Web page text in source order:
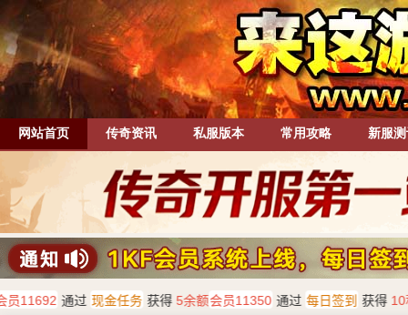
网站首页 传奇资讯 私服版本 常用攻略 新服